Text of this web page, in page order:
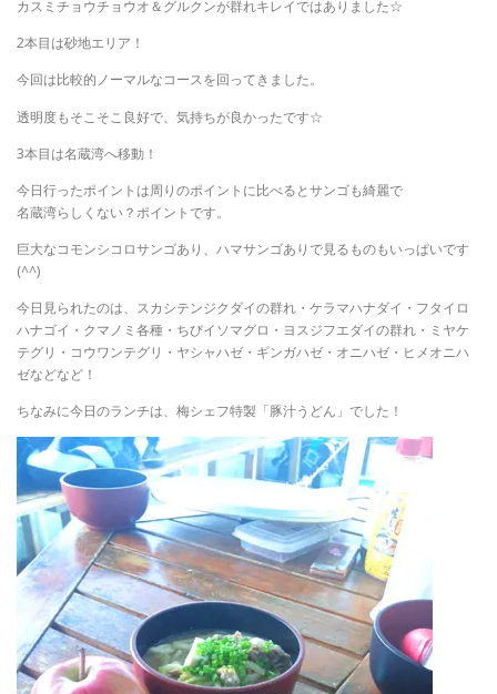
カスミチョウチョウオ＆グルクンが群れキレイではありました☆
2本目は砂地エリア！
今回は比較的ノーマルなコースを回ってきました。
透明度もそこそこ良好で、気持ちが良かったです☆
3本目は名蔵湾へ移動！
今日行ったポイントは周りのポイントに比べるとサンゴも綺麗で
名蔵湾らしくない？ポイントです。
巨大なコモンシコロサンゴあり、ハマサンゴありで見るものもいっぱいです
(^^)
今日見られたのは、スカシテンジクダイの群れ・ケラマハナダイ・フタイロ
ハナゴイ・クマノミ各種・ちびイソマグロ・ヨスジフエダイの群れ・ミヤケ
テグリ・コウワンテグリ・ヤシャハゼ・ギンガハゼ・オニハゼ・ヒメオニハ
ゼなどなど！
ちなみに今日のランチは、梅シェフ特製「豚汁うどん」でした！